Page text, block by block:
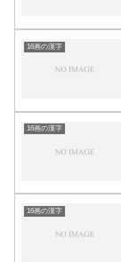
16画の漢字
16画の漢字
16画の漢字